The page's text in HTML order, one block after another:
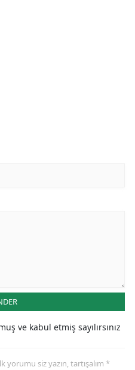
ve kabul etmiş sayılırsınız
siz yazın, tartışalım *